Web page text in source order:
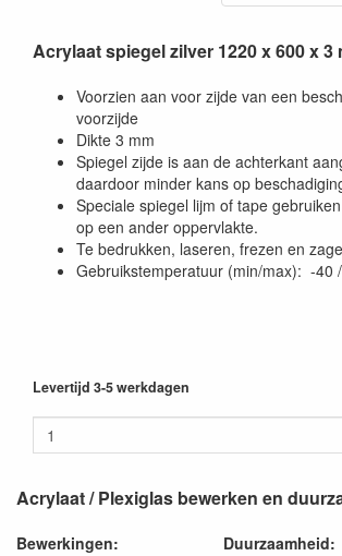
Acrylaat spiegel zilver 1220 x 600 x 3
Voorzien aan voor zijde van een
voorzijde
Dikte 3 mm
Spiegel zijde is aan de achterkant
daardoor minder kans op
Speciale spiegel lijm of tape
op een ander oppervlakte.
Te bedrukken, laseren, frezen en
Gebruikstemperatuur (min/max): -40
Levertijd 3-5 werkdagen
Acrylaat / Plexiglas bewerken en
Bewerkingen:
Duurzaamheid: